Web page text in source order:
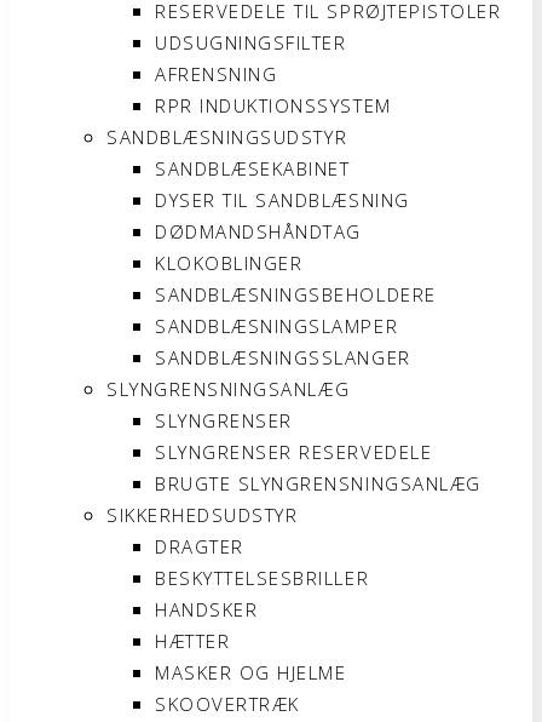
RESERVEDELE TIL SPRØJTEPISTOLER
UDSUGNINGSFILTER
AFRENSNING
RPR INDUKTIONSSYSTEM
SANDBLÆSNINGSUDSTYR
SANDBLÆSEKABINET
DYSER TIL SANDBLÆSNING
DØDMANDSHÅNDTAG
KLOKOBLINGER
SANDBLÆSNINGSBEHOLDERE
SANDBLÆSNINGSLAMPER
SANDBLÆSNINGSSLANGER
SLYNGRENSNINGSANLÆG
SLYNGRENSER
SLYNGRENSER RESERVEDELE
BRUGTE SLYNGRENSNINGSANLÆG
SIKKERHEDSUDSTYR
DRAGTER
BESKYTTELSESBRILLER
HANDSKER
HÆTTER
MASKER OG HJELME
SKOOVERTRÆK